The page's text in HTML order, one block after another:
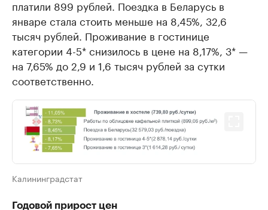
платили 899 рублей. Поездка в Беларусь в
январе стала стоить меньше на 8,45%, 32,6
тысяч рублей. Проживание в гостинице
категории 4-5* снизилось в цене на 8,17%, 3* —
на 7,65% до 2,9 и 1,6 тысяч рублей за сутки
соответственно.
Калининградстат
Годовой прирост цен